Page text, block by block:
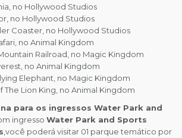
no Hollywood Studios
no Hollywood Studios
Coaster, no Hollywood Studios
no Animal Kingdom
Railroad, no Magic Kingdom
no Animal Kingdom
Elephant, no Magic Kingdom
The Lion King, no Animal Kingdom
para os ingressos Water Park and
ingresso Water Park and Sports
,você poderá visitar 01 parque temático por